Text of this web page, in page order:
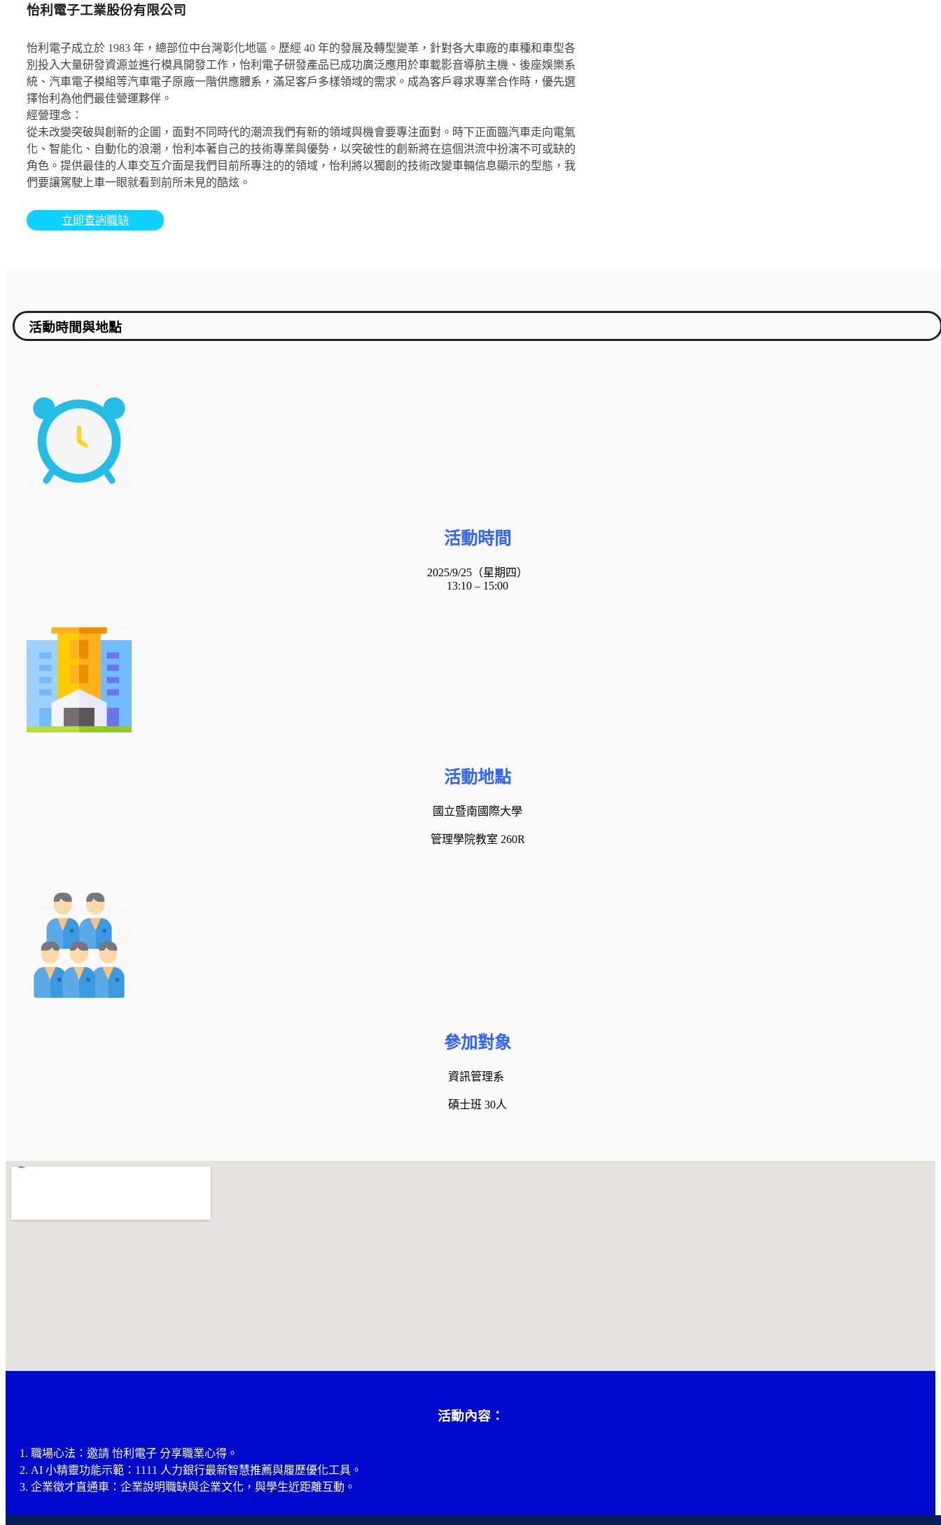
怡利電子工業股份有限公司
怡利電子成立於 1983 年，總部位中台灣彰化地區。歷經 40 年的發展及轉型變革，針對各大車廠的車種和車型各
別投入大量研發資源並進行模具開發工作，怡利電子研發產品已成功廣泛應用於車載影音導航主機、後座娛樂系
統、汽車電子模組等汽車電子原廠一階供應體系，滿足客戶多樣領域的需求。成為客戶尋求專業合作時，優先選
擇怡利為他們最佳營運夥伴。
經營理念：
從未改變突破與創新的企圖，面對不同時代的潮流我們有新的領域與機會要專注面對。時下正面臨汽車走向電氣
化、智能化、自動化的浪潮，怡利本著自己的技術專業與優勢，以突破性的創新將在這個洪流中扮演不可或缺的
角色。提供最佳的人車交互介面是我們目前所專注的的領域，怡利將以獨創的技術改變車輛信息顯示的型態，我
們要讓駕駛上車一眼就看到前所未見的酷炫。
立即查詢職缺
活動時間與地點
活動時間
2025/9/25（星期四）
13:10 – 15:00
活動地點
國立暨南國際大學
管理學院教室 260R
參加對象
資訊管理系
碩士班 30人
活動內容：
1. 職場心法：邀請 怡利電子 分享職業心得。
2. AI 小精靈功能示範：1111 人力銀行最新智慧推薦與履歷優化工具。
3. 企業徵才直通車：企業說明職缺與企業文化，與學生近距離互動。